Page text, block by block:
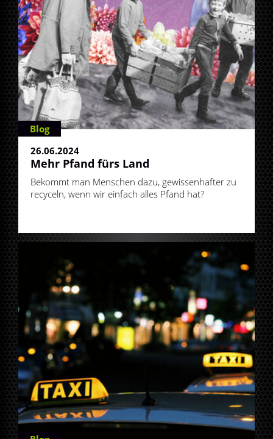
Blog
26.06.2024
Mehr Pfand fürs Land
Bekommt man Menschen dazu, gewissenhafter zu
recyceln, wenn wir einfach alles Pfand hat?